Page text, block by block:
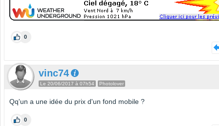
0
vinc74
Le 20/06/2017 à 07h54 Photolover
Qq'un a une idée du prix d'un fond mobile ?
0